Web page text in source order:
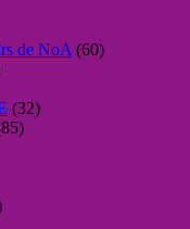
de NoA (60)
(32)